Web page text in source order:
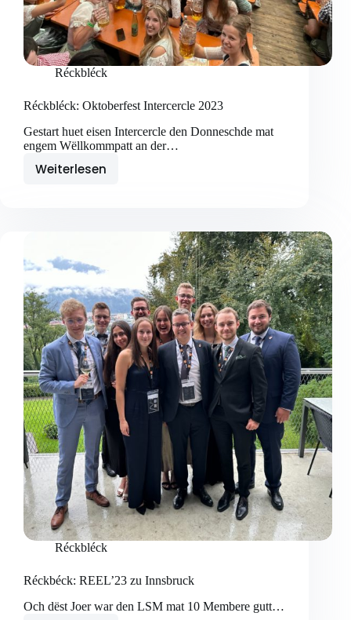
Réckbléck
Réckbléck: Oktoberfest Intercercle 2023
Gestart huet eisen Intercercle den Donneschde mat
engem Wëllkommpatt an der…
Weiterlesen
Réckbléck:
Réckbléck
Réckbéck: REEL’23 zu Innsbruck
Och dëst Joer war den LSM mat 10 Membere gutt…